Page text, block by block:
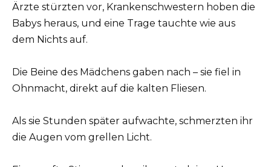
Ärzte stürzten vor, Krankenschwestern hoben die
Babys heraus, und eine Trage tauchte wie aus
dem Nichts auf.
Die Beine des Mädchens gaben nach – sie fiel in
Ohnmacht, direkt auf die kalten Fliesen.
Als sie Stunden später aufwachte, schmerzten ihr
die Augen vom grellen Licht.